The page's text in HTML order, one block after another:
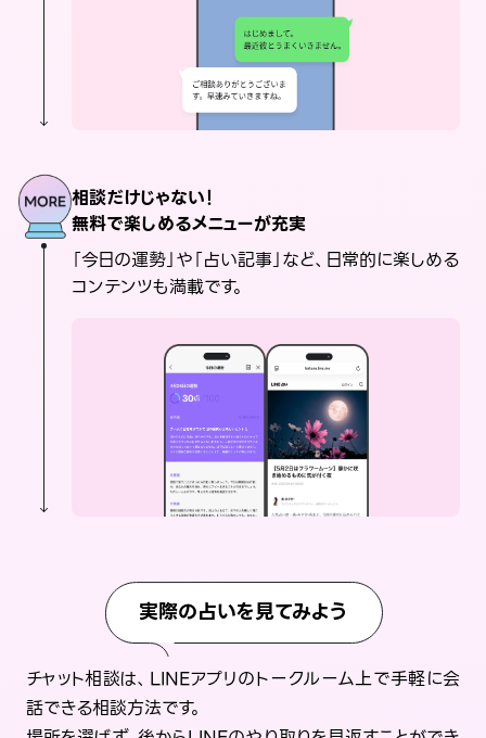
相談だけじゃない！
無料で楽しめるメニューが充実
「今日の運勢」や「占い記事」など、日常的に楽しめる
コンテンツも満載です。
実際の占いを見てみよう
チャット相談は、LINEアプリのトークルーム上で手軽に会
話できる相談方法です。